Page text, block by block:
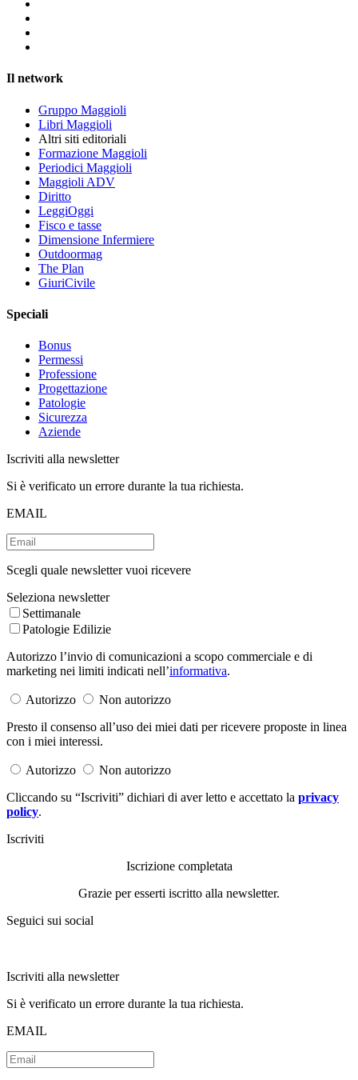
Il network
Gruppo Maggioli
Libri Maggioli
Altri siti editoriali
Formazione Maggioli
Periodici Maggioli
Maggioli ADV
Diritto
LeggiOggi
Fisco e tasse
Dimensione Infermiere
Outdoormag
The Plan
GiuriCivile
Speciali
Bonus
Permessi
Professione
Progettazione
Patologie
Sicurezza
Aziende
Iscriviti alla newsletter
Si è verificato un errore durante la tua richiesta.
EMAIL
Scegli quale newsletter vuoi ricevere
Seleziona newsletter
Settimanale
Patologie Edilizie
Autorizzo l’invio di comunicazioni a scopo commerciale e di
marketing nei limiti indicati nell’informativa.
Autorizzo
Non autorizzo
Presto il consenso all’uso dei miei dati per ricevere proposte in linea
con i miei interessi.
Autorizzo
Non autorizzo
Cliccando su “Iscriviti” dichiari di aver letto e accettato la privacy
policy.
Iscriviti
Iscrizione completata
Grazie per esserti iscritto alla newsletter.
Seguici sui social
Iscriviti alla newsletter
Si è verificato un errore durante la tua richiesta.
EMAIL